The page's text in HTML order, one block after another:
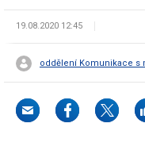
19.08.2020 12:45
oddělení Komunikace s